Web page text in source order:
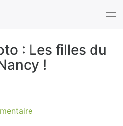
: Les filles du
!